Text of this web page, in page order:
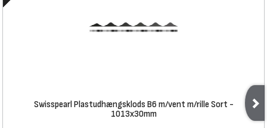
Swisspearl Plastudhængsklods B6 m/vent m/rille Sort -
1013x30mm